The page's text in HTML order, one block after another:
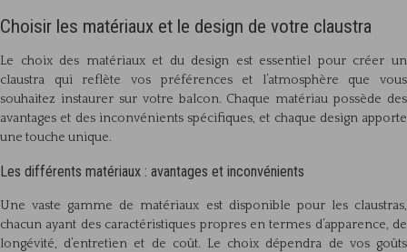
Choisir les matériaux et le design de votre claustra
Le choix des matériaux et du design est essentiel pour créer un
claustra qui reflète vos préférences et l’atmosphère que vous
souhaitez instaurer sur votre balcon. Chaque matériau possède des
avantages et des inconvénients spécifiques, et chaque design apporte
une touche unique.
Les différents matériaux : avantages et inconvénients
Une vaste gamme de matériaux est disponible pour les claustras,
chacun ayant des caractéristiques propres en termes d’apparence, de
longévité, d’entretien et de coût. Le choix dépendra de vos goûts